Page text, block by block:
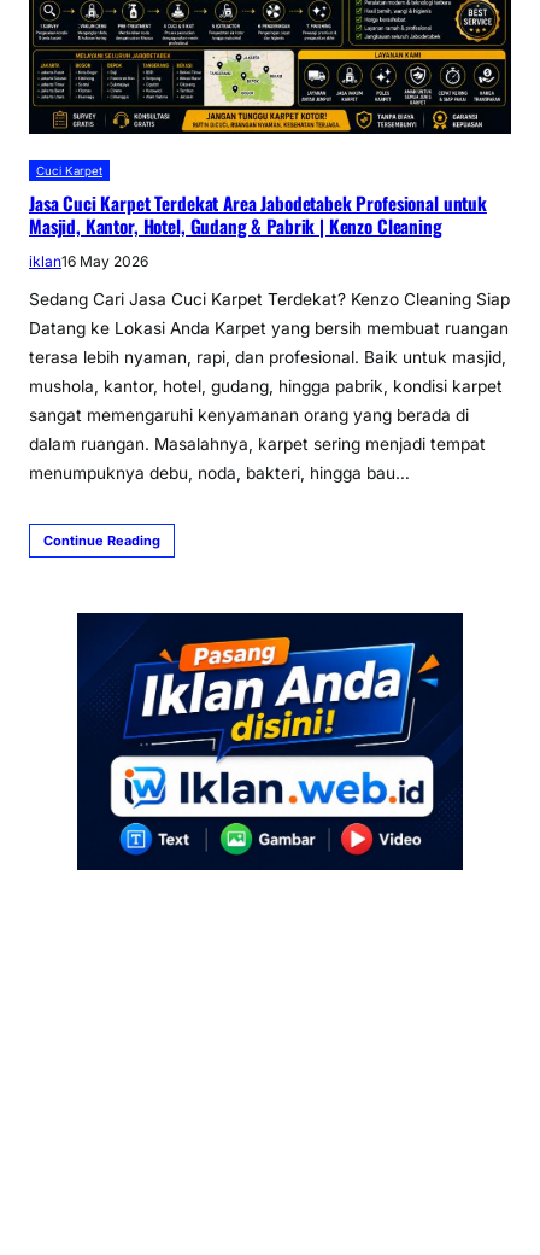
Cuci Karpet
Jasa Cuci Karpet Terdekat Area Jabodetabek Profesional untuk
Masjid, Kantor, Hotel, Gudang & Pabrik | Kenzo Cleaning
iklan16 May 2026
Sedang Cari Jasa Cuci Karpet Terdekat? Kenzo Cleaning Siap
Datang ke Lokasi Anda Karpet yang bersih membuat ruangan
terasa lebih nyaman, rapi, dan profesional. Baik untuk masjid,
mushola, kantor, hotel, gudang, hingga pabrik, kondisi karpet
sangat memengaruhi kenyamanan orang yang berada di
dalam ruangan. Masalahnya, karpet sering menjadi tempat
menumpuknya debu, noda, bakteri, hingga bau…
Continue Reading